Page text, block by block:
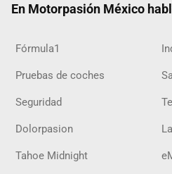
En Motorpasión México
Fórmula1
Pruebas de coches
Seguridad
Dolorpasion
Tahoe Midnight